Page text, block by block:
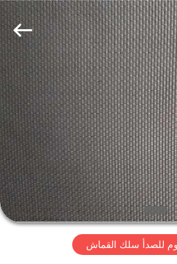
للصدأ سلك القماش